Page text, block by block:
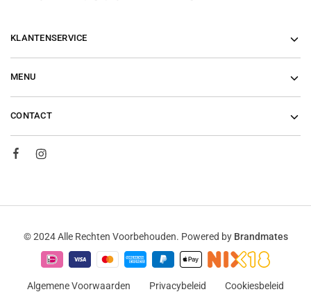
KLANTENSERVICE
MENU
CONTACT
© 2024 Alle Rechten Voorbehouden. Powered by Brandmates
Algemene Voorwaarden Privacybeleid Cookiesbeleid